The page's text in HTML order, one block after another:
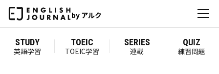
by アルク
STUDY
英語学習
TOEIC
TOEIC学習
SERIES
連載
QUIZ
練習問題